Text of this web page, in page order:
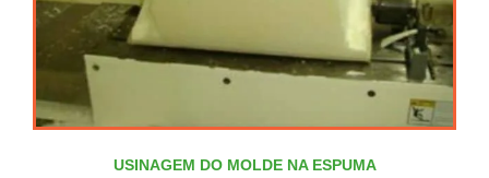
USINAGEM DO MOLDE NA ESPUMA